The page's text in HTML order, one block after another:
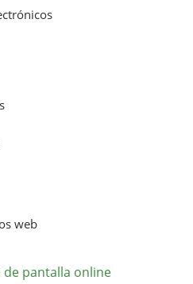
web
pantalla online